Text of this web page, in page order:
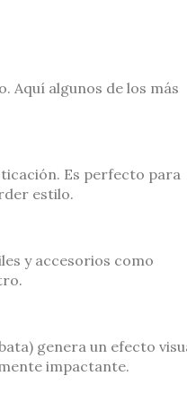
Aquí algunos de los más
Es perfecto para
estilo.
y accesorios como
genera un efecto
impactante.